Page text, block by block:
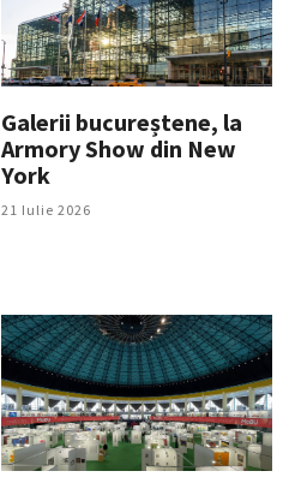
Galerii bucureștene, la
Armory Show din New
York
21 Iulie 2026